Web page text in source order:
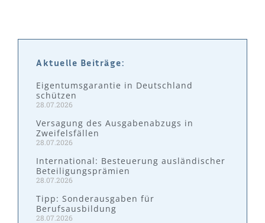
Aktuelle Beiträge:
Eigentumsgarantie in Deutschland
schützen
28.07.2026
Versagung des Ausgabenabzugs in
Zweifelsfällen
28.07.2026
International: Besteuerung ausländischer
Beteiligungsprämien
28.07.2026
Tipp: Sonderausgaben für
Berufsausbildung
28.07.2026